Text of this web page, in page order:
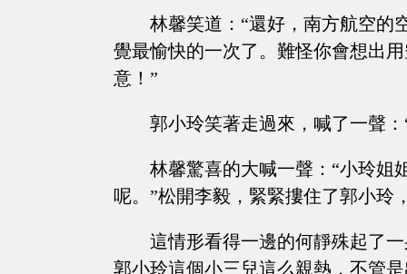
林馨笑道：“還好，南方航空的
覺最愉快的一次了。難怪你會想出
意！”
郭小玲笑著走過來，喊了一聲
林馨驚喜的大喊一聲：“小玲姐
呢。”松開李毅，緊緊摟住了郭小玲
這情形看得一邊的何靜殊起了
郭小玲這個小三兒這么親熱，不管